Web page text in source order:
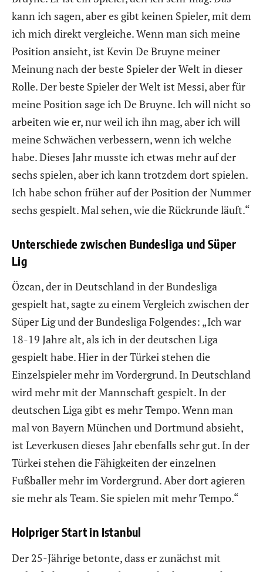
kann ich sagen, aber es gibt keinen Spieler, mit dem
ich mich direkt vergleiche. Wenn man sich meine
Position ansieht, ist Kevin De Bruyne meiner
Meinung nach der beste Spieler der Welt in dieser
Rolle. Der beste Spieler der Welt ist Messi, aber für
meine Position sage ich De Bruyne. Ich will nicht so
arbeiten wie er, nur weil ich ihn mag, aber ich will
meine Schwächen verbessern, wenn ich welche
habe. Dieses Jahr musste ich etwas mehr auf der
sechs spielen, aber ich kann trotzdem dort spielen.
Ich habe schon früher auf der Position der Nummer
sechs gespielt. Mal sehen, wie die Rückrunde läuft.“
Unterschiede zwischen Bundesliga und Süper
Lig
Özcan, der in Deutschland in der Bundesliga
gespielt hat, sagte zu einem Vergleich zwischen der
Süper Lig und der Bundesliga Folgendes: „Ich war
18-19 Jahre alt, als ich in der deutschen Liga
gespielt habe. Hier in der Türkei stehen die
Einzelspieler mehr im Vordergrund. In Deutschland
wird mehr mit der Mannschaft gespielt. In der
deutschen Liga gibt es mehr Tempo. Wenn man
mal von Bayern München und Dortmund absieht,
ist Leverkusen dieses Jahr ebenfalls sehr gut. In der
Türkei stehen die Fähigkeiten der einzelnen
Fußballer mehr im Vordergrund. Aber dort agieren
sie mehr als Team. Sie spielen mit mehr Tempo.“
Holpriger Start in Istanbul
Der 25-Jährige betonte, dass er zunächst mit